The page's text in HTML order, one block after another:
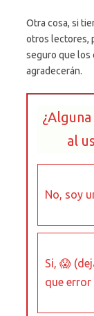
Otra cosa, si
otros lectores,
seguro que los
agradecerán.
al
No, soy
Si, 😱
que error